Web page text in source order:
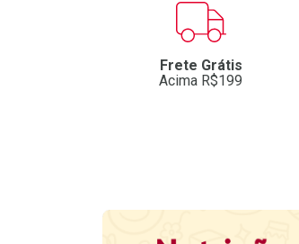
Benefícios
Frete Grátis
Acima R$199